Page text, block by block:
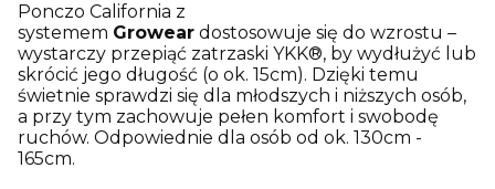
Ponczo California z
systemem Growear dostosowuje się do wzrostu –
wystarczy przepiąć zatrzaski YKK®, by wydłużyć lub
skrócić jego długość (o ok. 15cm). Dzięki temu
świetnie sprawdzi się dla młodszych i niższych osób,
a przy tym zachowuje pełen komfort i swobodę
ruchów. Odpowiednie dla osób od ok. 130cm -
165cm.